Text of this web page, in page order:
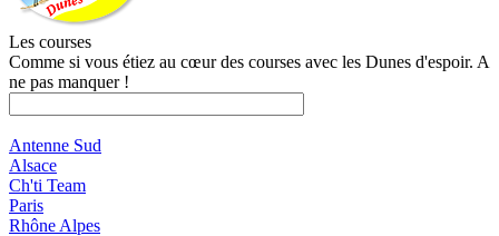
Les courses
Comme si vous étiez au cœur des courses avec les Dunes d'espoir. A
ne pas manquer !
Antenne Sud
Alsace
Ch'ti Team
Paris
Rhône Alpes